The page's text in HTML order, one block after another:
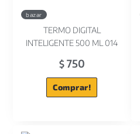
bazar
TERMO DIGITAL
INTELIGENTE 500 ML 014
$750
Comprar!